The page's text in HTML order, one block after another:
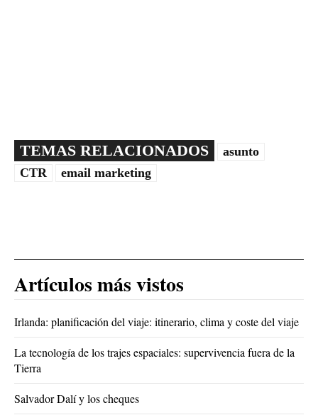
TEMAS RELACIONADOS
asunto
CTR
email marketing
Artículos más vistos
Irlanda: planificación del viaje: itinerario, clima y coste del viaje
La tecnología de los trajes espaciales: supervivencia fuera de la
Tierra
Salvador Dalí y los cheques